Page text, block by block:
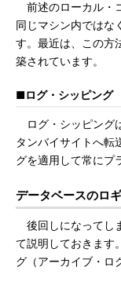
前述のローカル・
同じマシン内ではな
す。最近は、この方
築されています。
■ログ・シッピング
ログ・シッピング
タンバイサイトへ転
グを適用して常にプ
データベースのロ
後回しになってし
て説明しておきます
グ（アーカイブ・ロ